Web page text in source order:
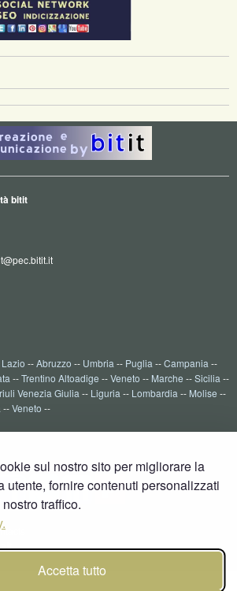
sul nostro sito per migliorare la
utente, fornire contenuti personalizzati
traffico.
Accetta tutto
bitit
Lazio --Abruzzo -- Umbria -- Puglia --Campania --
--Trentino Altoadige --Veneto -- Marche --Sicilia --
Venezia Giulia -- Liguria -- Lombardia -- Molise --
--Veneto --